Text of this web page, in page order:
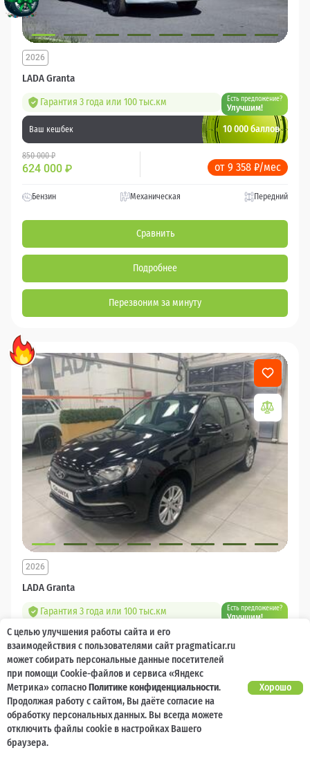
LADA Granta
2026
Гарантия 3 года или 100 тыс.км Есть предложение?
Улучшим!
Ваш кешбек 10 000 баллов
850 000 ₽
624 000 ₽ от 9 358 ₽/мес
Бензин Механическая Передний
Сравнить
Подробнее
Перезвоним за минуту
LADA Granta
2026
Гарантия 3 года или 100 тыс.км Есть предложение?
Улучшим!
Ваш кешбек
1 218 000 ₽
904 400₽
Бензин Механическая
С целью улучшения работы сайта и его
взаимодействия с пользователями сайт pragmaticar.ru
может собирать персональные данные посетителей
при помощи Cookie-файлов и сервиса «Яндекс
Метрика» согласноПолитике конфиденциальности.
Продолжая работу с сайтом, Вы даёте согласие на
обработку персональных данных. Вы всегда можете
отключить файлы cookie в настройках Вашего
браузера.
Хорошо